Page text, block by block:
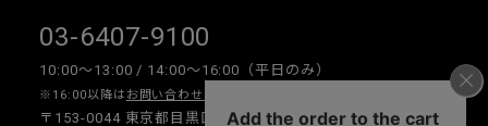
03-6407-9100
10:00〜13:00 / 14:00〜16:00（平日のみ）
※16:00以降は お問い合わせフォーム
〒153-0044 東京都目黒区大橋 2-16-26 1F・2F